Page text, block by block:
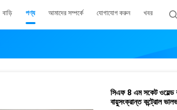
বাড়ি পণ্য আমাদের সম্পর্কে যোগাযোগ করুন খবর
সিএফ 8 এম সকেট
বায়ুসংক্রান্ত কন্ট্রোল